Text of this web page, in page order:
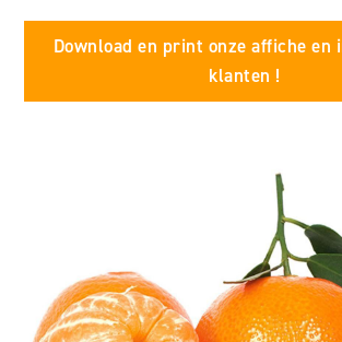
Download en print onze affiche en
klanten !